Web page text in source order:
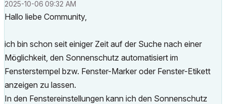
‎2025-10-06 09:32 AM
Hallo liebe Community,
ich bin schon seit einiger Zeit auf der Suche nach einer
Möglichkeit, den Sonnenschutz automatisiert im
Fensterstempel bzw. Fenster-Marker oder Fenster-Etikett
anzeigen zu lassen.
In den Fenstereinstellungen kann ich den Sonnenschutz